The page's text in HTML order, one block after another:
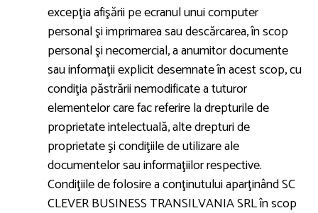
excepţia afişării pe ecranul unui computer
personal şi imprimarea sau descărcarea, în scop
personal şi necomercial, a anumitor documente
sau informaţii explicit desemnate în acest scop, cu
condiţia păstrării nemodificate a tuturor
elementelor care fac referire la drepturile de
proprietate intelectuală, alte drepturi de
proprietate şi condiţiile de utilizare ale
documentelor sau informaţiilor respective.
Condiţiile de folosire a conţinutului aparţinând SC
CLEVER BUSINESS TRANSILVANIA SRL în scop